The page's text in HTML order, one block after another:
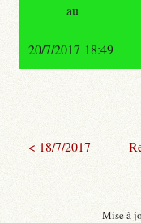
au
20/7/2017 18:49
< 18/7/2017
- Mise à